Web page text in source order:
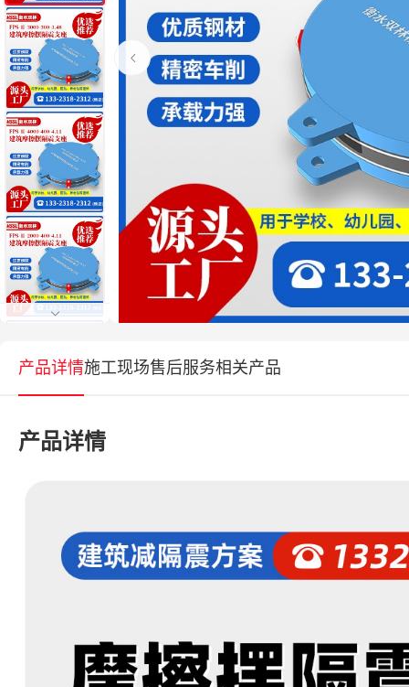
产品详情施工现场售后服务相关产品
产品详情